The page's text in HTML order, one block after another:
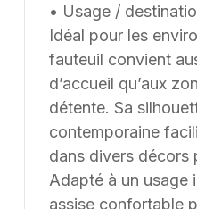
mesure, notamment en
finitions et de coloris,
pouvons également
mesure à partir d’une
pouvant être conçu et
les usages spécifiques.
• Usage /
Idéal pour les
fauteuil convient
d’accueil qu’aux
détente. Sa
contemporaine
dans divers décors
Adapté à un usage
assise confortable